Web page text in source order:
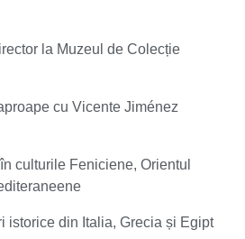
moderne, cât și cele istorice.
vadă locuri arheologice
a început să
de Colecție Ifergan din
Jiménez Ifergan, un
antică. În calitate de
motivul pentru care l-a
la Muzeul de Colecție
cu Vicente Jiménez
culturile Feniciene, Orientul
istorice din Italia, Grecia și Egipt